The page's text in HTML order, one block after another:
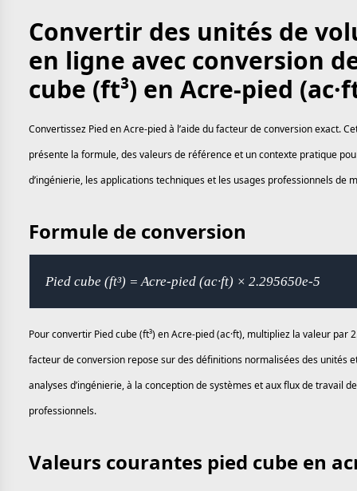
Convertir des unités de
en ligne avec conversion
cube (ft³) en Acre-pied
Convertissez Pied en Acre-pied à l’aide du facteur de conversion exact.
présente la formule, des valeurs de référence et un contexte pratique
d’ingénierie, les applications techniques et les usages professionnels de
Formule de conversion
Pied cube (ft³) = Acre-pied (ac·ft) × 2.295650e-5
Pour convertir Pied cube (ft³) en Acre-pied (ac·ft), multipliez la valeur par
facteur de conversion repose sur des définitions normalisées des unités
analyses d’ingénierie, à la conception de systèmes et aux flux de travail
professionnels.
Valeurs courantes pied cube en